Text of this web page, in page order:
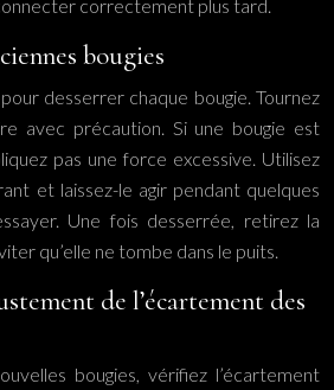
correctement plus tard.
bougies
desserrer chaque bougie. Tournez
avec précaution. Si une bougie est
pas une force excessive. Utilisez
et laissez-le agir pendant quelques
Une fois desserrée, retirez la
qu’elle ne tombe dans le puits.
de l’écartement des
bougies, vérifiez l’écartement